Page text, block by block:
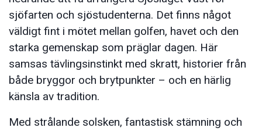
sjöfarten och sjöstudenterna. Det finns något
väldigt fint i mötet mellan golfen, havet och den
starka gemenskap som präglar dagen. Här
samsas tävlingsinstinkt med skratt, historier från
både bryggor och brytpunkter – och en härlig
känsla av tradition.
Med strålande solsken, fantastisk stämning och